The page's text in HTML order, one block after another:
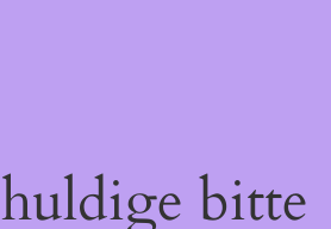
bitte